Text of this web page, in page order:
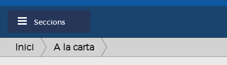
Seccions
Inici A la carta